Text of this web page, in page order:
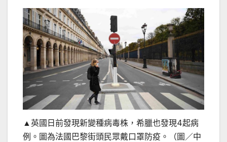
▲英國日前發現新變種病毒株，希臘也發現4起病
例。圖為法國巴黎街頭民眾戴口罩防疫。（圖／中